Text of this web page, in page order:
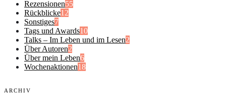
Rezensionen55
Rückblicke12
Sonstiges7
Tags und Awards10
Talks – Im Leben und im Lesen2
Über Autoren2
Über mein Leben6
Wochenaktionen18
ARCHIV